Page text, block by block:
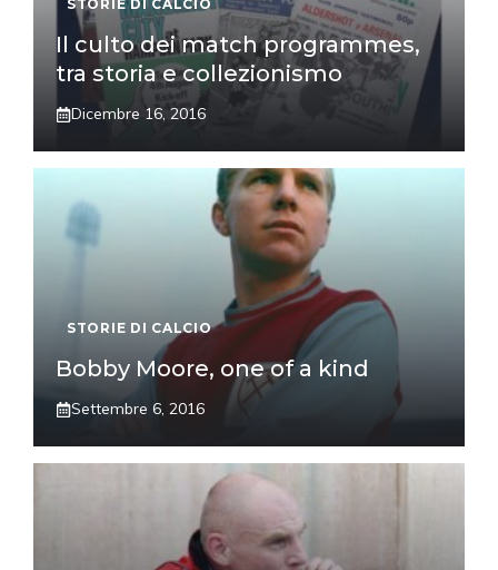
STORIE DI CALCIO
Il culto dei match programmes,
tra storia e collezionismo
Dicembre 16, 2016
STORIE DI CALCIO
Bobby Moore, one of a kind
Settembre 6, 2016